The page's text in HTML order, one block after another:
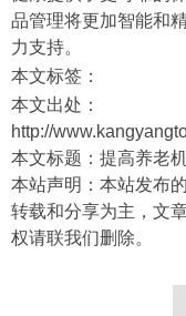
品管理将更加智能和
力支持。
本文标签：
本文出处：
http://
本文标题：提高养老
本站声明：本站发布
转载和分享为主，文
权请联我们删除。